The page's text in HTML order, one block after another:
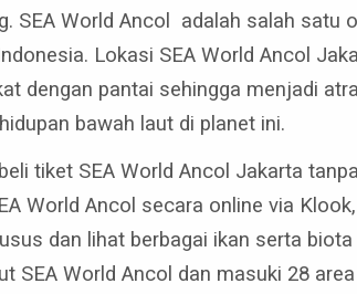
SEA World Ancol adalah salah satu
Lokasi SEA World Ancol
dengan pantai sehingga menjadi
bawah laut di planet ini.
tiket SEA World Ancol Jakarta
World Ancol secara online via
dan lihat berbagai ikan serta
SEA World Ancol dan masuki 28